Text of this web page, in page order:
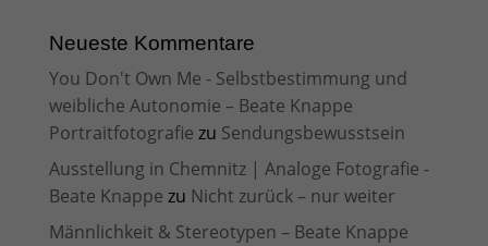
Neueste Kommentare
You Don't Own Me - Selbstbestimmung und
weibliche Autonomie – Beate Knappe
Portraitfotografie zu Sendungsbewusstsein
Ausstellung in Chemnitz | Analoge Fotografie -
Beate Knappe zu Nicht zurück – nur weiter
Männlichkeit & Stereotypen – Beate Knappe